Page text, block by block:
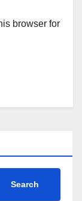
browser for
Search